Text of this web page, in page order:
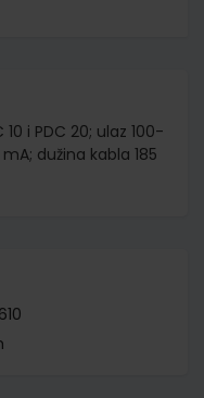
i PDC 20; ulaz 100-
dužina kabla 185